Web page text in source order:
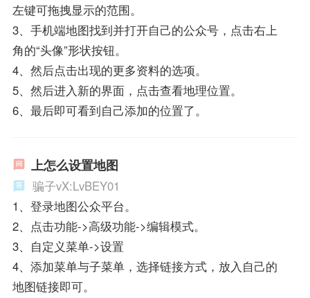
左键可拖拽显示的范围。
3、手机端地图找到并打开自己的公众号，点击右上
角的“头像”形状按钮。
4、然后点击出现的更多资料的选项。
5、然后进入新的界面，点击查看地理位置。
6、最后即可看到自己添加的位置了。
上怎么设置地图
骗子vX:LvBEY01
1、登录地图公众平台。
2、点击功能->高级功能->编辑模式。
3、自定义菜单->设置
4、添加菜单与子菜单，选择链接方式，放入自己的
地图链接即可。